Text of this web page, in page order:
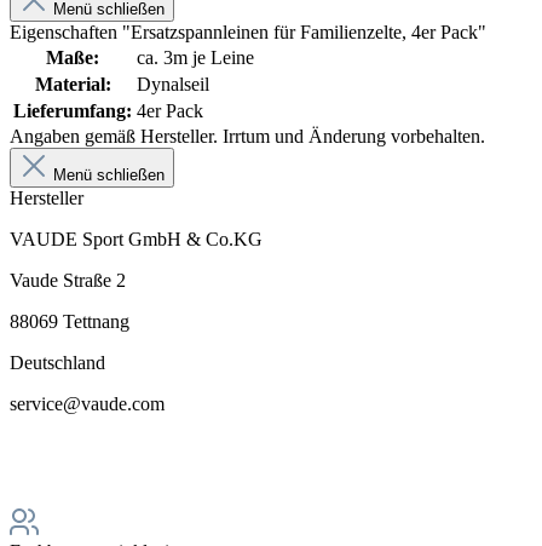
Menü schließen
Eigenschaften "Ersatzspannleinen für Familienzelte, 4er Pack"
Maße:
ca. 3m je Leine
Material:
Dynalseil
Lieferumfang: 4er Pack
Angaben gemäß Hersteller. Irrtum und Änderung vorbehalten.
Menü schließen
Hersteller
VAUDE Sport GmbH & Co.KG
Vaude Straße 2
88069 Tettnang
Deutschland
service@vaude.com